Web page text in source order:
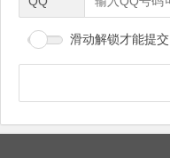
滑动解锁才能提交